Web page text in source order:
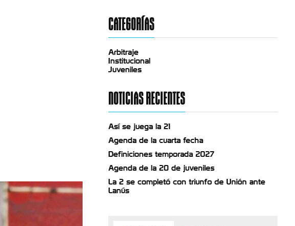
CATEGORÍAS
Arbitraje
Institucional
Juveniles
NOTICIAS RECIENTES
Así se juega la 21
Agenda de la cuarta fecha
Definiciones temporada 2027
Agenda de la 20 de juveniles
La 2 se completó con triunfo de Unión ante
Lanús